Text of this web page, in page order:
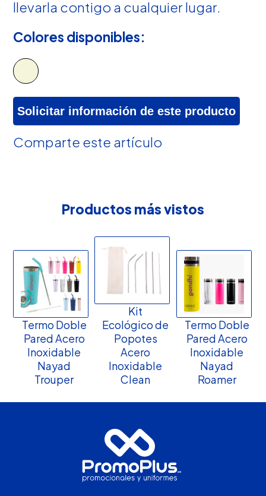
llevarla contigo a cualquier lugar.
Colores disponibles:
Solicitar información de este producto
Comparte este artículo
Productos más vistos
Termo Doble
Pared Acero
Inoxidable
Nayad
Trouper
Kit
Ecológico de
Popotes
Acero
Inoxidable
Clean
Termo Doble
Pared Acero
Inoxidable
Nayad
Roamer